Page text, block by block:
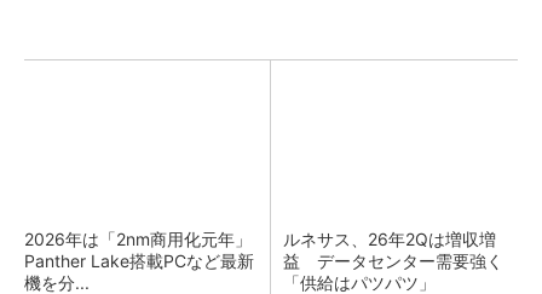
2026年は「2nm商用化元年」
Panther Lake搭載PCなど最新
機を分...
ルネサス、26年2Qは増収増
益 データセンター需要強く
「供給はパツパツ」